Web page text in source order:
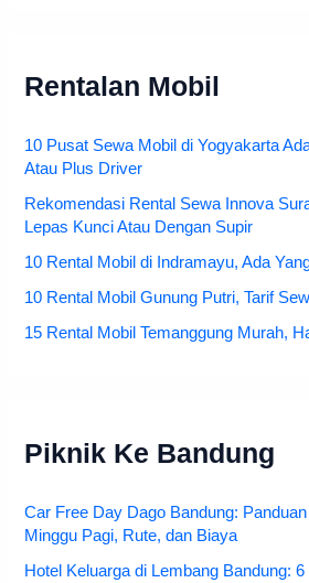
Rentalan Mobil
10 Pusat Sewa Mobil di Yogyakarta
Atau Plus Driver
Rekomendasi Rental Sewa Innova
Lepas Kunci Atau Dengan Supir
10 Rental Mobil di Indramayu, Ada
10 Rental Mobil Gunung Putri, Tarif
15 Rental Mobil Temanggung Murah,
Piknik Ke Bandung
Car Free Day Dago Bandung:
Minggu Pagi, Rute, dan Biaya
Hotel Keluarga di Lembang Bandung: